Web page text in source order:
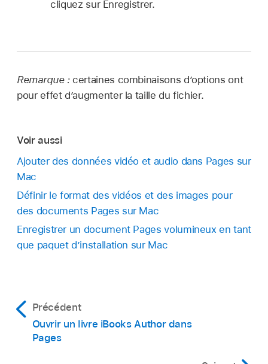
cliquez sur Enregistrer.
Remarque : certaines combinaisons d’options ont
pour effet d’augmenter la taille du fichier.
Voir aussi
Ajouter des données vidéo et audio dans Pages sur
Mac
Définir le format des vidéos et des images pour
des documents Pages sur Mac
Enregistrer un document Pages volumineux en tant
que paquet d’installation sur Mac
Précédent
Ouvrir un livre iBooks Author dans
Pages